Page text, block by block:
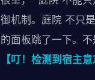
御机制。庭院 不只
的面板跳了一下。
【叮！检测到宿主